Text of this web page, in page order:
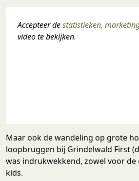
Accepteer de statistieken,
video te bekijken.
Maar ook de wandeling op grote
loopbruggen bij Grindelwald First
was indrukwekkend, zowel voor de
kids.